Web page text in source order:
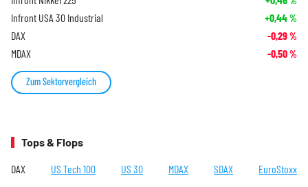
Infront USA 30 Industrial +0,44%
DAX -0,29%
MDAX -0,50%
Zum Sektorvergleich
Tops & Flops
DAX US Tech 100 US 30 MDAX SDAX EuroStoxx